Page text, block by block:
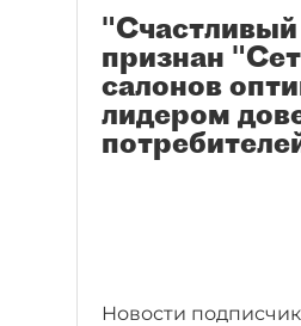
"Счастливый
признан
салонов
лидером
Новости